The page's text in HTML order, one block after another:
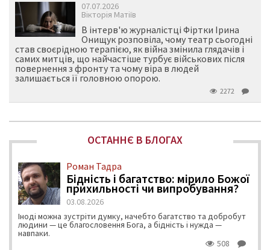
07.07.2026
Вікторія Матіїв
В інтерв'ю журналістці Фіртки Ірина
Онищук розповіла, чому театр сьогодні
став своєрідною терапією, як війна змінила глядачів і
самих митців, що найчастіше турбує військових після
повернення з фронту та чому віра в людей
залишається її головною опорою.
2272
ОСТАННЄ В БЛОГАХ
Роман Тадра
Бідність і багатство: мірило Божої
прихильності чи випробування?
03.08.2026
Іноді можна зустріти думку, начебто багатство та добробут
людини — це благословення Бога, а бідність і нужда —
навпаки.
508